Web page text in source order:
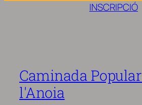
INSCRIPCIÓ
Caminada
l'Anoia